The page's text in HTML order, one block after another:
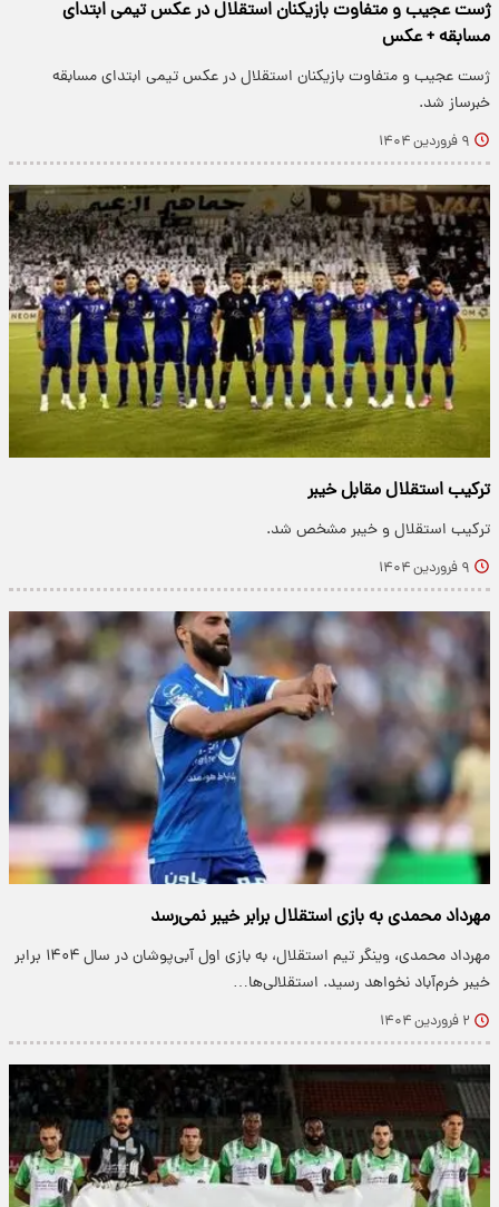
ژست عجیب و متفاوت بازیکنان استقلال در عکس تیمی ابتدای
مسابقه + عکس
ژست عجیب و متفاوت بازیکنان استقلال در عکس تیمی ابتدای مسابقه
خبرساز شد.
۹ فروردین ۱۴۰۴
ترکیب استقلال مقابل خیبر
ترکیب استقلال و خیبر مشخص شد.
۹ فروردین ۱۴۰۴
مهرداد محمدی به بازی استقلال برابر خیبر نمی‌رسد
مهرداد محمدی، وینگر تیم استقلال، به بازی اول آبی‌پوشان در سال ۱۴۰۴ برابر
خیبر خرم‌آباد نخواهد رسید. استقلالی‌ها…
۲ فروردین ۱۴۰۴